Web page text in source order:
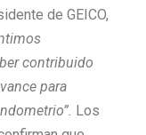
de GEICO,
contribuido
para
Los